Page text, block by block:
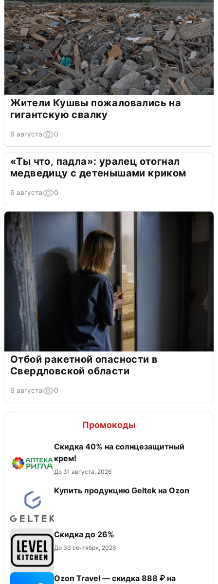
Жители Кушвы пожаловались на
гигантскую свалку
6 августа 0
«Ты что, падла»: уралец отогнал
медведицу с детенышами криком
6 августа 0
Отбой ракетной опасности в
Свердловской области
6 августа 0
Промокоды
Скидка 40% на солнцезащитный
крем!
До 31 августа, 2026
Купить продукцию Geltek на Ozon
Скидка до 26%
До 30 сентября, 2026
Ozon Travel — скидка 888 ₽ на